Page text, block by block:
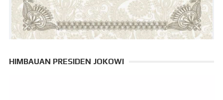
HIMBAUAN PRESIDEN JOKOWI